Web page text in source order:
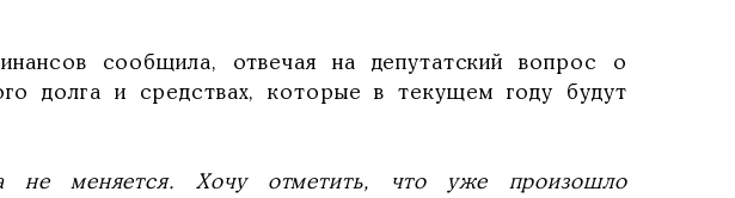
сообщила, отвечая на депутатский вопрос о
долга и средствах, которые в текущем году будут
не меняется. Хочу отметить, что уже произошло